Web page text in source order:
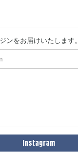
ンをお届けいたします。
Instagram